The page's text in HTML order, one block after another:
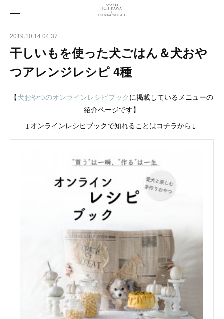
2019.10.14 04:37
干しいもを使った犬ごはん＆犬おや
つアレンジレシピ 4種
【犬おやつのオンラインレシピブックに掲載しているメニューの
紹介ページです】
↓オンラインレシピブックで知れることはコチラから↓